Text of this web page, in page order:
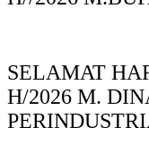
SELAMAT
H/2026 M.